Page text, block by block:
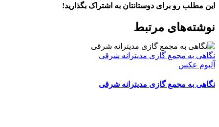
این مطلب رو برای دوستانتان به اشتراک بگذارید!
FacebookX
LinkedIn
WhatsApp
Telegram
ایمیل
نوشته‌‌های مرتبط
نگاهی به مجمع گازی مدیترانه شرقی
آلبوم عکس
نگاهی به مجمع گازی مدیترانه شرقی